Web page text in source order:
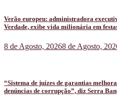
Verão europeu: administradora
Verdade, exibe vida milionária em
8 de Agosto, 20268 de Agosto,
“Sistema de juízes de garantias
denúncias de corrupção”, diz Serra